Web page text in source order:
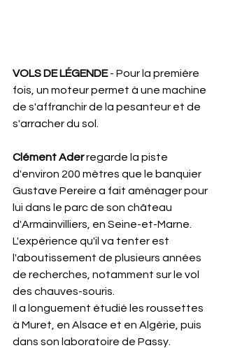
VOLS DE LÉGENDE - Pour la première
fois, un moteur permet à une machine
de s'affranchir de la pesanteur et de
s'arracher du sol.
Clément Ader regarde la piste
d'environ 200 mètres que le banquier
Gustave Pereire a fait aménager pour
lui dans le parc de son château
d'Armainvilliers, en Seine-et-Marne.
L'expérience qu'il va tenter est
l'aboutissement de plusieurs années
de recherches, notamment sur le vol
des chauves-souris.
Il a longuement étudié les roussettes
à Muret, en Alsace et en Algérie, puis
dans son laboratoire de Passy.